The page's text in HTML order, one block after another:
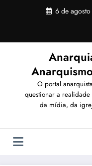
6 de
O portal
questionar a
da mídia, da